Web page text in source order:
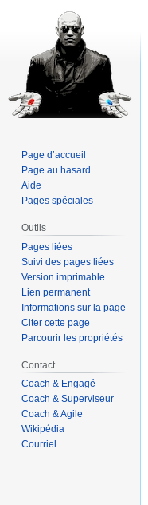
Page d’accueil
Page au hasard
Aide
Pages spéciales
Outils
Pages liées
Suivi des pages liées
Version imprimable
Lien permanent
Informations sur la page
Citer cette page
Parcourir les propriétés
Contact
Coach & Engagé
Coach & Superviseur
Coach & Agile
Wikipédia
Courriel